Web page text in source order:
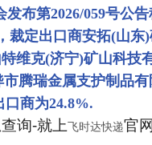
布第2026/059号公
裁定出口商安拓(山
维克(济宁)矿山科技
腾瑞金属支护制品
商为24.8%.
询-就上飞时达快递官